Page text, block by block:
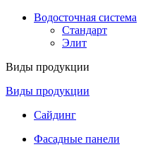
Водосточная система
Стандарт
Элит
Виды продукции
Виды продукции
Сайдинг
Фасадные панели